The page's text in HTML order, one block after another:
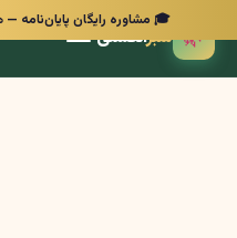
🎓 مشاوره رایگان پایان‌نامه
🌿 سبزانگشتی